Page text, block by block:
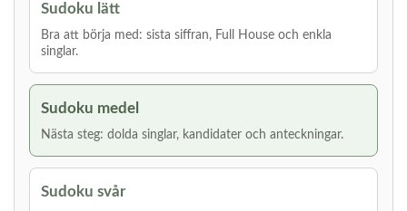
Sudoku lätt
Bra att börja med: sista siffran, Full House och enkla
singlar.
Sudoku medel
Nästa steg: dolda singlar, kandidater och anteckningar.
Sudoku svår